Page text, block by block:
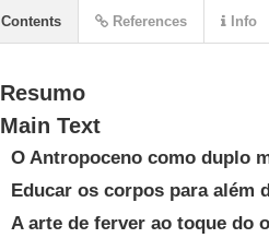
Resumo
Main Text
O Antropoceno como duplo
Educar os corpos para além
A arte de ferver ao toque do
Contents References Info